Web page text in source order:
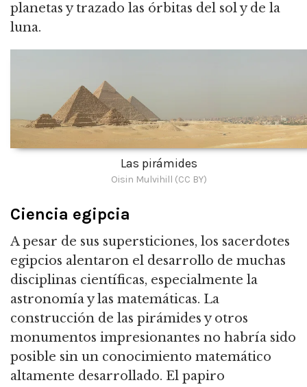
planetas y trazado las órbitas del sol y de la
luna.
Las pirámides
Oisin Mulvihill (CC BY)
Ciencia egipcia
A pesar de sus supersticiones, los sacerdotes
egipcios alentaron el desarrollo de muchas
disciplinas científicas, especialmente la
astronomía y las matemáticas. La
construcción de las pirámides y otros
monumentos impresionantes no habría sido
posible sin un conocimiento matemático
altamente desarrollado. El papiro